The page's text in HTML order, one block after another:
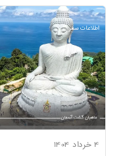
اطلاعات سفر
4 خرداد 1404